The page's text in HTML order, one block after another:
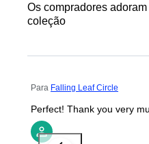
Os compradores
coleção
Para Falling Leaf Circle
Perfect! Thank you very